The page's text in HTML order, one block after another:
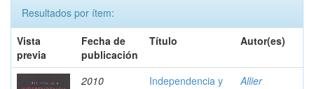
Resultados por ítem:
Vista
previa
Fecha de
publicación
Título Autor(es)
2010
Independencia y
Allier